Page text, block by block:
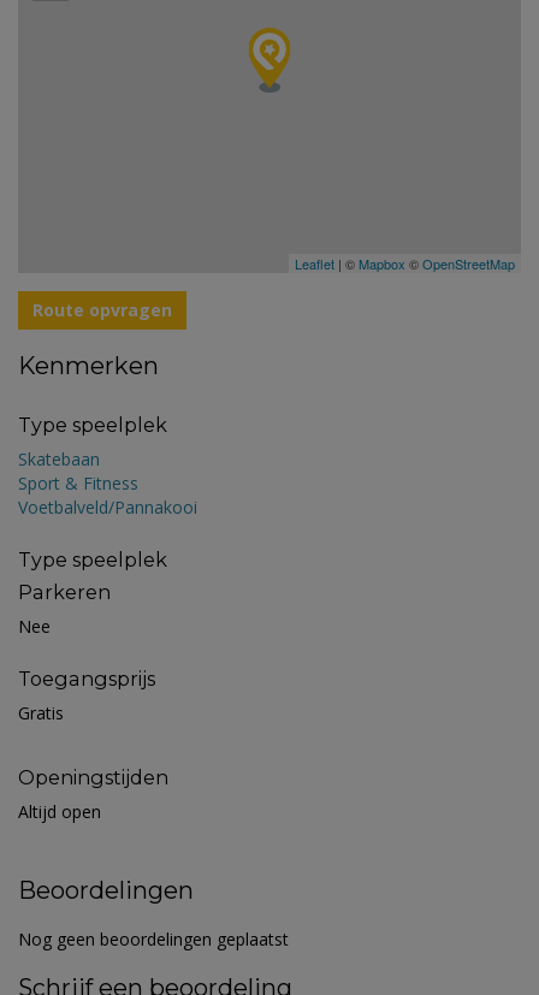
Leaflet | © Mapbox ©OpenStreetMap
Route opvragen
Kenmerken
Type speelplek
Skatebaan
Sport & Fitness
Voetbalveld/Pannakooi
Type speelplek
Parkeren
Nee
Toegangsprijs
Gratis
Openingstijden
Altijd open
Beoordelingen
Nog geen beoordelingen geplaatst
Schrijf een beoordeling